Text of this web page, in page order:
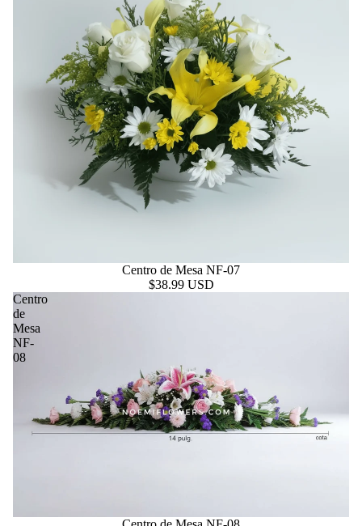
Centro de Mesa NF-07
$38.99 USD
Centro
de
Mesa
NF-
08